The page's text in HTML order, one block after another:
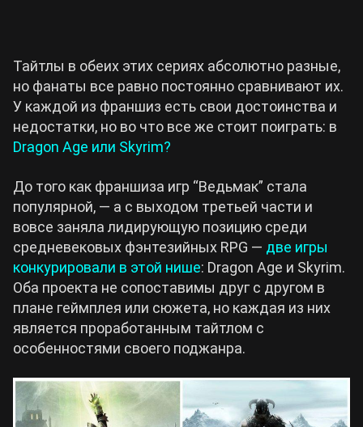
Gothic 1 Remake
Arknights: Endfield
Zenless Zone Zero
Kingdom Come: Deliverance 2
Path of Exile 2
Roblox
Билды Neverness to Everness
Билды Arknights: Endfield
Билды Wuthering Waves
Билды Cyberpunk 2077
Билды Path of Exile 2
Фильмы и сериалы
Тайтлы в обеих этих сериях абсолютно разные,
но фанаты все равно постоянно сравнивают их.
У каждой из франшиз есть свои достоинства и
недостатки, но во что все же стоит поиграть: в
Dragon Age или Skyrim?
До того как франшиза игр “Ведьмак” стала
популярной, — а с выходом третьей части и
вовсе заняла лидирующую позицию среди
средневековых фэнтезийных RPG — две игры
конкурировали в этой нише: Dragon Age и Skyrim.
Оба проекта не сопоставимы друг с другом в
плане геймплея или сюжета, но каждая из них
является проработанным тайтлом с
особенностями своего поджанра.